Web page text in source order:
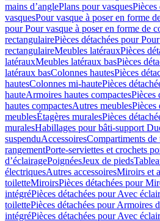
mains d’anglePlans pour vasquesPièces
vasquesPour vasque à poser en forme
pour Pour vasque à poser en forme de
rectangulairePièces détachées pour
rectangulaireMeubles latérauxPièces
latérauxMeubles latéraux basPièces
latéraux basColonnes hautesPièces
hautesColonnes mi-hautePièces
hauteArmoires hautes compactesPièces
hautes compactesAutres meublesPièces
meublesÉtagères muralesPièces
muralesHabillages pour bâti-support
suspenduAccessoiresCompartiments de
rangementPorte-serviettes et crochets
d’éclairagePoignéesJeux de pieds
électriquesAutres accessoiresMiroirs et
toiletteMiroirsPièces détachées pour
intégréPièces détachées pour Avec
toilettePièces détachées pour Armoires
intégréPièces détachées pour Avec